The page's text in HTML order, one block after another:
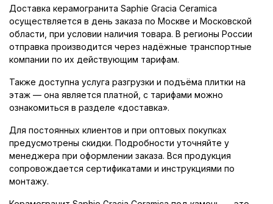
Доставка керамогранита Saphie Gracia Ceramica
осуществляется в день заказа по Москве и Московской
области, при условии наличия товара. В регионы России
отправка производится через надёжные транспортные
компании по их действующим тарифам.
Также доступна услуга разгрузки и подъёма плитки на
этаж — она является платной, с тарифами можно
ознакомиться в разделе «доставка».
Для постоянных клиентов и при оптовых покупках
предусмотрены скидки. Подробности уточняйте у
менеджера при оформлении заказа. Вся продукция
сопровождается сертификатами и инструкциями по
монтажу.